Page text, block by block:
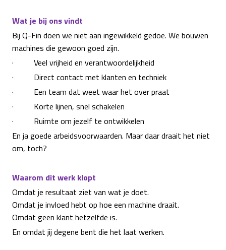
Wat je bij ons vindt
Bij Q-Fin doen we niet aan ingewikkeld gedoe. We bouwen
machines die gewoon goed zijn.
· Veel vrijheid en verantwoordelijkheid
· Direct contact met klanten en techniek
· Een team dat weet waar het over praat
· Korte lijnen, snel schakelen
· Ruimte om jezelf te ontwikkelen
En ja goede arbeidsvoorwaarden. Maar daar draait het niet
om, toch?
Waarom dit werk klopt
Omdat je resultaat ziet van wat je doet.
Omdat je invloed hebt op hoe een machine draait.
Omdat geen klant hetzelfde is.
En omdat jij degene bent die het laat werken.